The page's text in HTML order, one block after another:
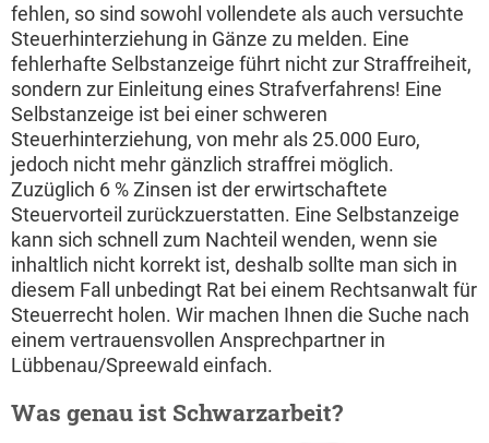
fehlen, so sind sowohl vollendete als auch versuchte
Steuerhinterziehung in Gänze zu melden. Eine
fehlerhafte Selbstanzeige führt nicht zur Straffreiheit,
sondern zur Einleitung eines Strafverfahrens! Eine
Selbstanzeige ist bei einer schweren
Steuerhinterziehung, von mehr als 25.000 Euro,
jedoch nicht mehr gänzlich straffrei möglich.
Zuzüglich 6 % Zinsen ist der erwirtschaftete
Steuervorteil zurückzuerstatten. Eine Selbstanzeige
kann sich schnell zum Nachteil wenden, wenn sie
inhaltlich nicht korrekt ist, deshalb sollte man sich in
diesem Fall unbedingt Rat bei einem Rechtsanwalt für
Steuerrecht holen. Wir machen Ihnen die Suche nach
einem vertrauensvollen Ansprechpartner in
Lübbenau/Spreewald einfach.
Was genau ist Schwarzarbeit?